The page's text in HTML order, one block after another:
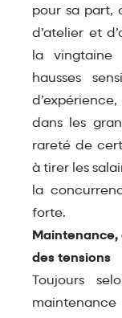
pour sa part,
d’atelier et
la vingtaine
hausses
dans les
rareté de
à tirer les
la
forte.​
des tensions
Toujours